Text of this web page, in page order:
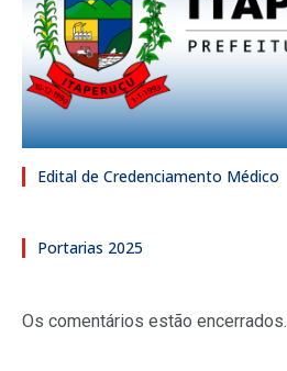
Edital de Credenciamento Médico
Portarias 2025
Os comentários estão encerrados.